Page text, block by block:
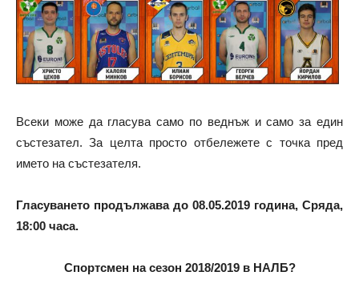
Всеки може да гласува само по веднъж и само за един
състезател. За целта просто отбележете с точка пред
името на състезателя.
Гласуването продължава до 08.05.2019 година, Сряда,
18:00 часа.
Спортсмен на сезон 2018/2019 в НАЛБ?